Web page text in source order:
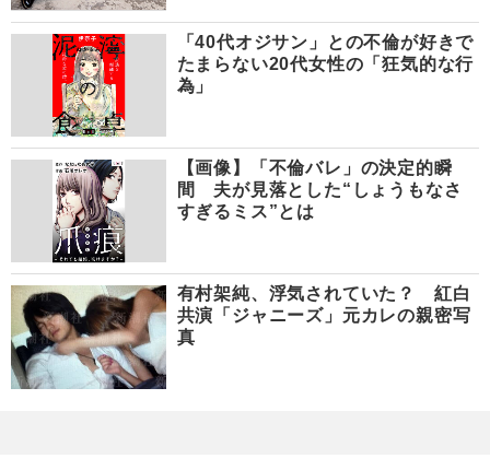
「40代オジサン」との不倫が好きで
たまらない20代女性の「狂気的な行
為」
【画像】「不倫バレ」の決定的瞬
間 夫が見落とした“しょうもなさ
すぎるミス”とは
有村架純、浮気されていた？ 紅白
共演「ジャニーズ」元カレの親密写
真